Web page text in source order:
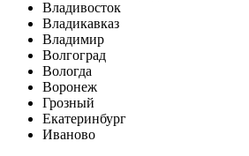
Владивосток
Владикавказ
Владимир
Волгоград
Вологда
Воронеж
Грозный
Екатеринбург
Иваново